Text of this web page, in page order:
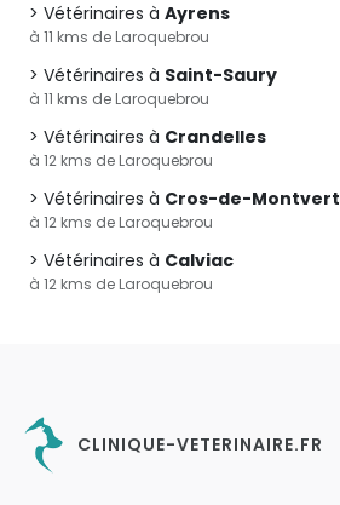
Vétérinaires à Ayrens
à 11 kms de Laroquebrou
Vétérinaires à Saint-Saury
à 11 kms de Laroquebrou
Vétérinaires à Crandelles
à 12 kms de Laroquebrou
Vétérinaires à Cros-de-Montvert
à 12 kms de Laroquebrou
Vétérinaires à Calviac
à 12 kms de Laroquebrou
CLINIQUE-VETERINAIRE.FR